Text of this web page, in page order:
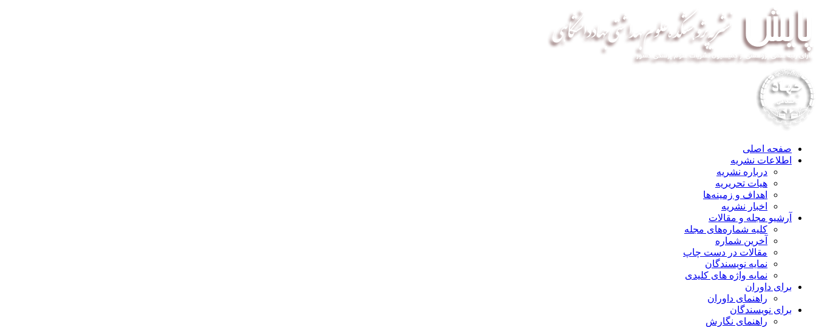
صفحه اصلی
اطلاعات نشریه
درباره نشریه
هیات تحریریه
اهداف و زمینه‌ها
اخبار نشریه
آرشیو مجله و مقالات
کلیه شماره‌های مجله
آخرین شماره
مقالات در دست چاپ
نمایه نویسندگان
نمایه واژه های کلیدی
برای داوران
راهنمای داوران
برای نویسندگان
راهنمای نگارش